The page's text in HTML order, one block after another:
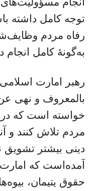
توجه کامل داشته
رفاه مردم
به‌گونۀ کامل انجام
رهبر امارت
بالمعروف و نهی
خواسته ‌است که
مردم تلاش کنند و
دینی بیشتر تشویق
آمده‌است که امارت
حقوق یتیمان،